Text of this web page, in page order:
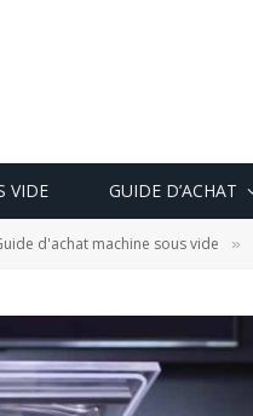
VIDE GUIDE D’ACHAT
d'achat machine sous vide »